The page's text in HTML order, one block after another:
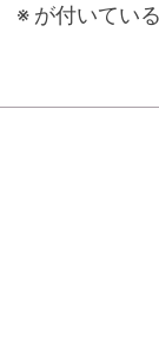
※ が付いてい